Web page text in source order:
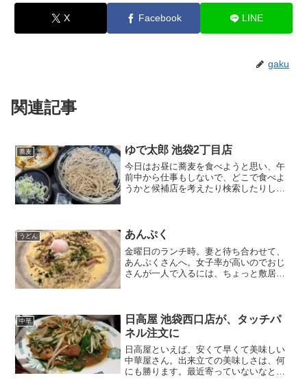
X Facebook LINE
gaku
関連記事
蕎麦 ゆで太郎 池袋2丁目店
今日はお昼に蕎麦を食べようと思い、午
前中から仕事もしないで、どこで食べよ
うかと候補店を考えたり検索したりして
と、食べログなどでお蕎麦の画...
うどん あんぷく
金曜日のランチ時。妻と待ち合わせて、
あんぷくさんへ。女子率が高いのでおじ
さんが一人で入るには、ちょっと敷居が
のすぐ脇ですので、場所も...
中華
日高屋 池袋西口店が、タッチパ
ネル注文に
日高屋といえば、安くて早くて美味しい
中華屋さん。出来立ての美味しさは、何
にも勝ります。最近寄っていないなと思